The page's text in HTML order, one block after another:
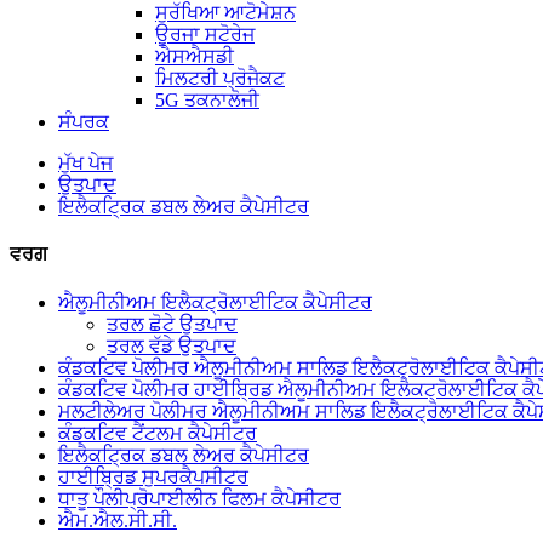
ਸੁਰੱਖਿਆ ਆਟੋਮੇਸ਼ਨ
ਊਰਜਾ ਸਟੋਰੇਜ
ਐਸਐਸਡੀ
ਮਿਲਟਰੀ ਪ੍ਰੋਜੈਕਟ
5G ਤਕਨਾਲੋਜੀ
ਸੰਪਰਕ
ਮੁੱਖ ਪੇਜ
ਉਤਪਾਦ
ਇਲੈਕਟ੍ਰਿਕ ਡਬਲ ਲੇਅਰ ਕੈਪੇਸੀਟਰ
ਵਰਗ
ਐਲੂਮੀਨੀਅਮ ਇਲੈਕਟ੍ਰੋਲਾਈਟਿਕ ਕੈਪੇਸੀਟਰ
ਤਰਲ ਛੋਟੇ ਉਤਪਾਦ
ਤਰਲ ਵੱਡੇ ਉਤਪਾਦ
ਕੰਡਕਟਿਵ ਪੋਲੀਮਰ ਐਲੂਮੀਨੀਅਮ ਸਾਲਿਡ ਇਲੈਕਟ੍ਰੋਲਾਈਟਿਕ
ਕੰਡਕਟਿਵ ਪੋਲੀਮਰ ਹਾਈਬ੍ਰਿਡ ਐਲੂਮੀਨੀਅਮ ਇਲੈਕਟ੍ਰੋਲਾਈਟਿਕ
ਮਲਟੀਲੇਅਰ ਪੋਲੀਮਰ ਐਲੂਮੀਨੀਅਮ ਸਾਲਿਡ ਇਲੈਕਟ੍ਰੋਲਾਈਟਿਕ
ਕੰਡਕਟਿਵ ਟੈਂਟਲਮ ਕੈਪੇਸੀਟਰ
ਇਲੈਕਟ੍ਰਿਕ ਡਬਲ ਲੇਅਰ ਕੈਪੇਸੀਟਰ
ਹਾਈਬ੍ਰਿਡ ਸੁਪਰਕੈਪਸੀਟਰ
ਧਾਤੂ ਪੌਲੀਪ੍ਰੋਪਾਈਲੀਨ ਫਿਲਮ ਕੈਪੇਸੀਟਰ
ਐਮ.ਐਲ.ਸੀ.ਸੀ.